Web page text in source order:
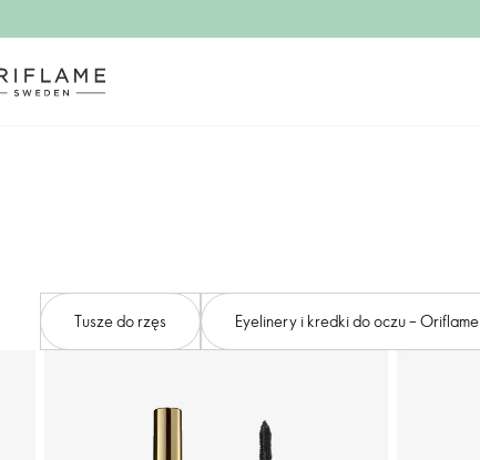
Tusze do rzęs Eyelinery i kredki do oczu – Oriflame